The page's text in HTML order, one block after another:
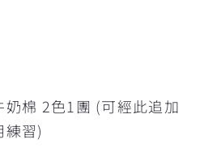
棉 2色1團 (可經此追加
練習)